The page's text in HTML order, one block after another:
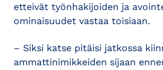
etteivät työnhakijoiden ja
ominaisuudet vastaa toisiaan.
– Siksi katse pitäisi jatkossa
ammattinimikkeiden sijaan